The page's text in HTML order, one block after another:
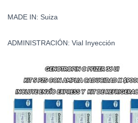
MADE IN: Suiza
ADMINISTRACIÓN: Vial Inyección